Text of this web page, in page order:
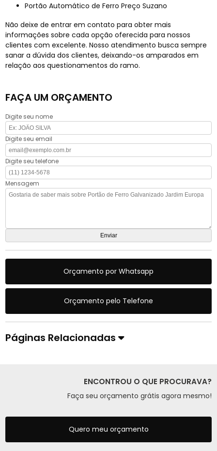
Portão Automático de Ferro Preço Suzano
Não deixe de entrar em contato para obter mais
informações sobre cada opção oferecida para nossos
clientes com excelente. Nosso atendimento busca sempre
sanar a dúvida dos clientes, deixando-os amparados em
relação aos questionamentos do ramo.
FAÇA UM ORÇAMENTO
Digite seu nome
Digite seu email
Digite seu telefone
Mensagem
Orçamento por Whatsapp
Orçamento pelo Telefone
Páginas Relacionadas
ENCONTROU O QUE PROCURAVA?
Faça seu orçamento grátis agora mesmo!
Quero meu orçamento